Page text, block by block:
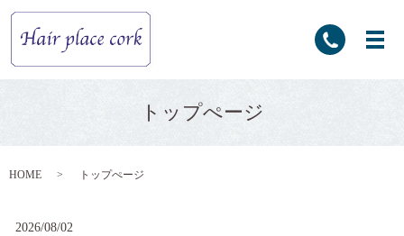
トップぺージ
HOME トップぺージ
2026/08/02